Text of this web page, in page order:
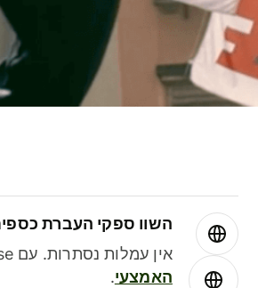
השוו ספקי העברת
אין עמלות נסתרות. עם Wise תמיד תקבלו את
האמצעי.